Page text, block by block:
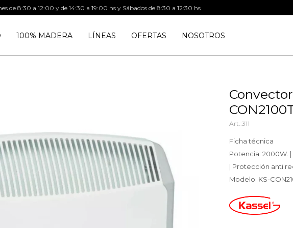
100% MADERA LÍNEAS OFERTAS NOSOTROS
de 8:30 a 12:00 y de 14:30 a 19:00 hs y Sábados de 8:30 a 12:30 hs
311
Ficha técnica
Potencia: 2000W.
| Protección anti
Modelo: KS-